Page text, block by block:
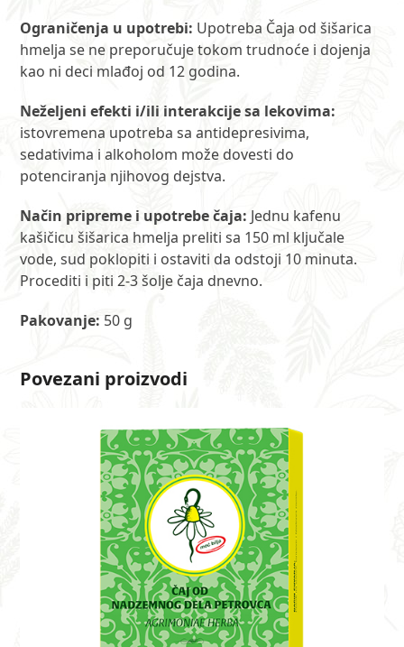
Ograničenja u upotrebi: Upotreba Čaja od šišarica
hmelja se ne preporučuje tokom trudnoće i dojenja
kao ni deci mlađoj od 12 godina.
Neželjeni efekti i/ili interakcije sa lekovima:
istovremena upotreba sa antidepresivima,
sedativima i alkoholom može dovesti do
potenciranja njihovog dejstva.
Način pripreme i upotrebe čaja: Jednu kafenu
kašičicu šišarica hmelja preliti sa 150 ml ključale
vode, sud poklopiti i ostaviti da odstoji 10 minuta.
Procediti i piti 2-3 šolje čaja dnevno.
Pakovanje: 50 g
Povezani proizvodi